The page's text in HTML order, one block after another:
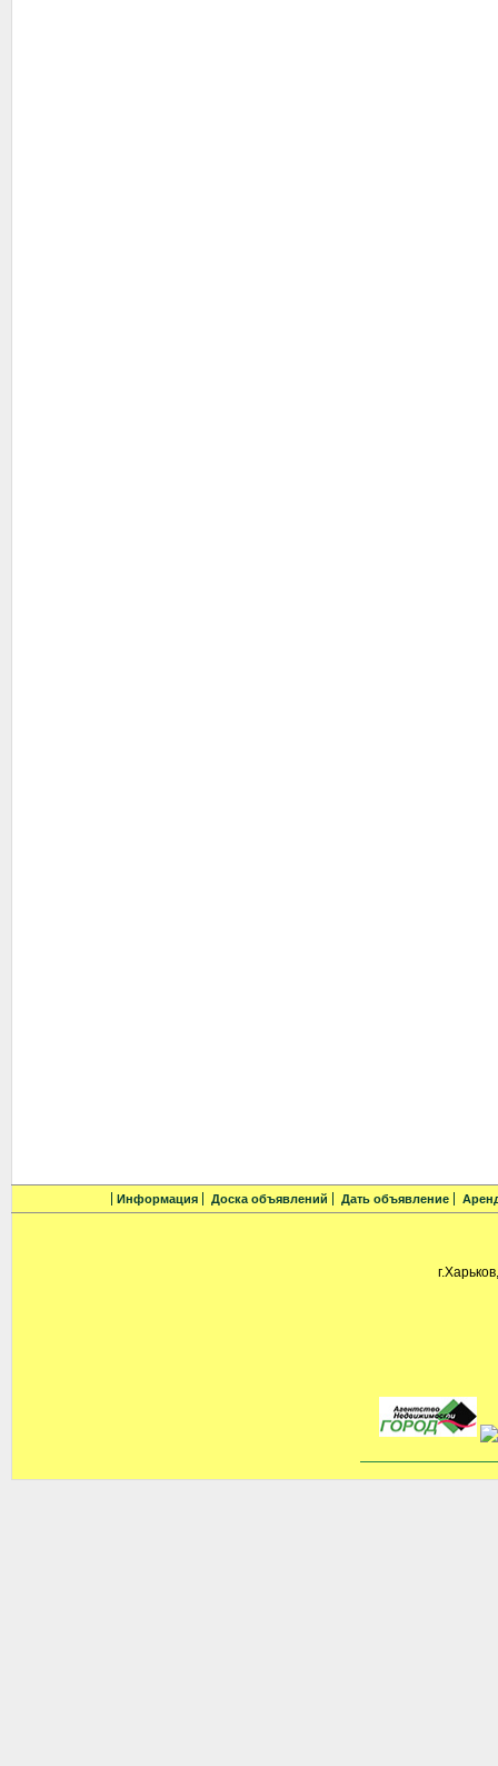
Информация Доска объявлений Дать объявление